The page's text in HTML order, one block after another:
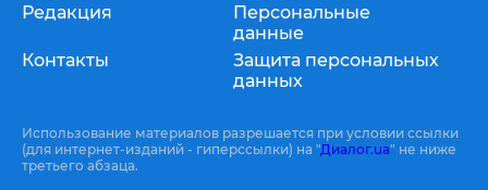
Редакция
Контакты
Персональные
данные
Защита персональных
данных
Использование материалов разрешается при условии ссылки
(для интернет-изданий - гиперссылки) на "Диалог.ua" не ниже
третьего абзаца.